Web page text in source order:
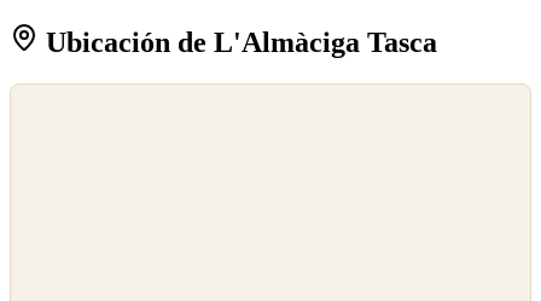
Ubicación de L'Almàciga Tasca